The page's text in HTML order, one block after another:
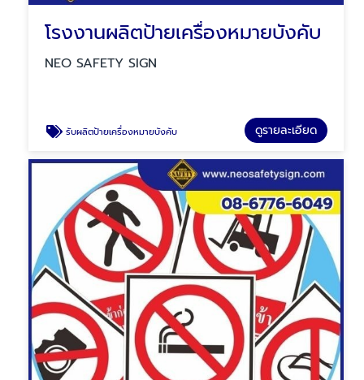
โรงงานผลิตป้ายเครื่องหมายบังคับ
NEO SAFETY SIGN
รับผลิตป้ายเครื่องหมายบังคับ ดูรายละเอียด